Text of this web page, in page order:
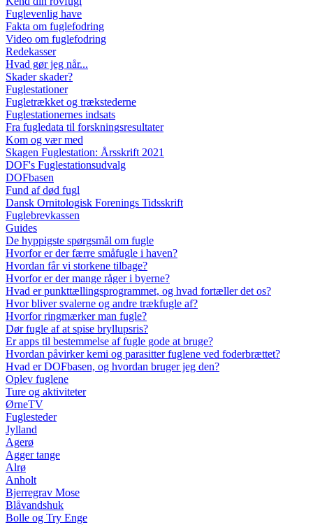
Fuglevenlig have
Fakta om fuglefodring
Video om fuglefodring
Redekasser
Hvad gør jeg når...
Skader skader?
Fuglestationer
Fugletrækket og trækstederne
Fuglestationernes indsats
Fra fugledata til forskningsresultater
Kom og vær med
Skagen Fuglestation: Årsskrift 2021
DOF's Fuglestationsudvalg
DOFbasen
Fund af død fugl
Dansk Ornitologisk Forenings Tidsskrift
Fuglebrevkassen
Guides
De hyppigste spørgsmål om fugle
Hvorfor er der færre småfugle i haven?
Hvordan får vi storkene tilbage?
Hvorfor er der mange råger i byerne?
Hvad er punkttællingsprogrammet, og hvad fortæller det os?
Hvor bliver svalerne og andre trækfugle af?
Hvorfor ringmærker man fugle?
Dør fugle af at spise bryllupsris?
Er apps til bestemmelse af fugle gode at bruge?
Hvordan påvirker kemi og parasitter fuglene ved foderbrættet?
Hvad er DOFbasen, og hvordan bruger jeg den?
Oplev fuglene
Ture og aktiviteter
ØrneTV
Fuglesteder
Jylland
Agerø
Agger tange
Alrø
Anholt
Bjerregrav Mose
Blåvandshuk
Bolle og Try Enge